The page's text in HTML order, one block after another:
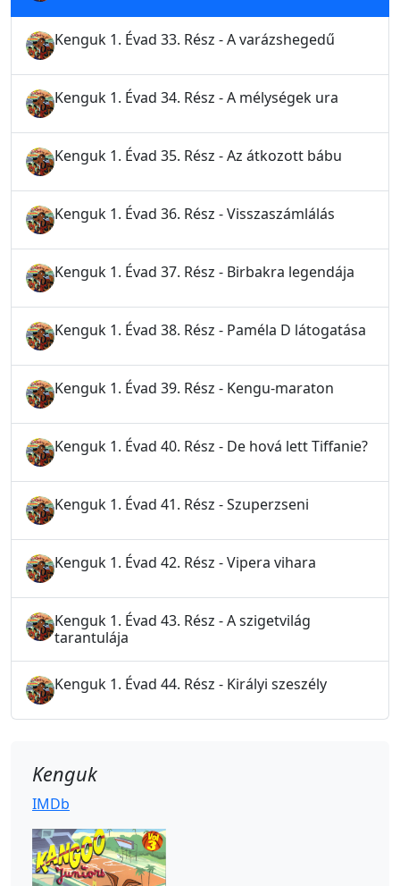
Kenguk 1. Évad 33. Rész - A varázshegedű
Kenguk 1. Évad 34. Rész - A mélységek ura
Kenguk 1. Évad 35. Rész - Az átkozott bábu
Kenguk 1. Évad 36. Rész - Visszaszámlálás
Kenguk 1. Évad 37. Rész - Birbakra legendája
Kenguk 1. Évad 38. Rész - Paméla D látogatása
Kenguk 1. Évad 39. Rész - Kengu-maraton
Kenguk 1. Évad 40. Rész - De hová lett Tiffanie?
Kenguk 1. Évad 41. Rész - Szuperzseni
Kenguk 1. Évad 42. Rész - Vipera vihara
Kenguk 1. Évad 43. Rész - A szigetvilág
tarantulája
Kenguk 1. Évad 44. Rész - Királyi szeszély
Kenguk
IMDb